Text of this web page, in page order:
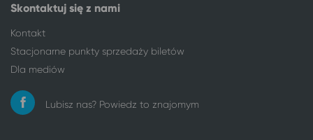
Łódź
Sopot
Łódź
Łódź
Solec-Zdrój
Łódź
Łódź
Kołobrzeg
Skontaktuj się z nami
Kontakt
Stacjonarne punkty sprzedaży biletów
Dla mediów
Lubisz nas? Powiedz to znajomym